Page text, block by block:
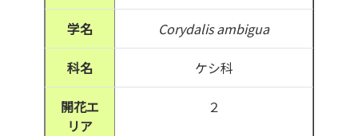
学名 Corydalis ambigua
科名 ケシ科
開花エ
リア
２